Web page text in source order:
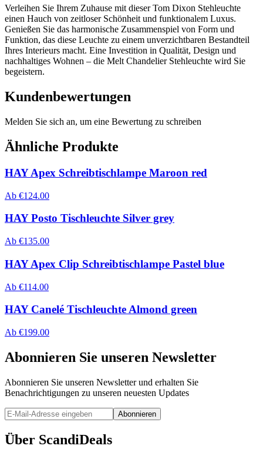
Verleihen Sie Ihrem Zuhause mit dieser Tom Dixon Stehleuchte
einen Hauch von zeitloser Schönheit und funktionalem Luxus.
Genießen Sie das harmonische Zusammenspiel von Form und
Funktion, das diese Leuchte zu einem unverzichtbaren Bestandteil
Ihres Interieurs macht. Eine Investition in Qualität, Design und
nachhaltiges Wohnen – die Melt Chandelier Stehleuchte wird Sie
begeistern.
Kundenbewertungen
Melden Sie sich an, um eine Bewertung zu schreiben
Ähnliche Produkte
HAY Apex Schreibtischlampe Maroon red
Ab €124.00
HAY Posto Tischleuchte Silver grey
Ab €135.00
HAY Apex Clip Schreibtischlampe Pastel blue
Ab €114.00
HAY Canelé Tischleuchte Almond green
Ab €199.00
Abonnieren Sie unseren Newsletter
Abonnieren Sie unseren Newsletter und erhalten Sie
Benachrichtigungen zu unseren neuesten Updates
Abonnieren
Über ScandiDeals